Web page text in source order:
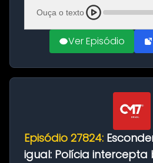
Amazonas. A colisão ocorreu
Ouça o texto
Ver Episódio
Episódio 27824:
igual: Polícia